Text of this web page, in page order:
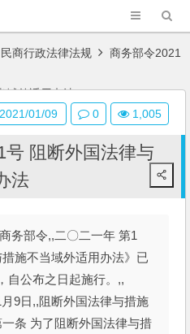
民商行政法律法规 商务部令2021
域外适用办法
阻断外国法律与
法
务部令,,二〇二一年 第1
不当域外适用办法》已
自公布之日起施行。,,
,,阻断外国法律与措施
为了阻断外国法律与措
2021/01/09 0 1,005